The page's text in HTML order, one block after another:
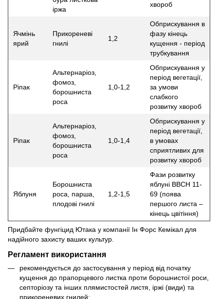
іржа
хвороб
Ячмінь
ярий
Прикореневі
гнилі
1,2
Обприскування в
фазу кінець
кущення - період
трубкування
Ріпак
Альтернаріоз,
фомоз,
борошниста
роса
1,0-1,2
Обприскування у
період вегетації,
за умови
слабкого
розвитку хвороб
Ріпак
Альтернаріоз,
фомоз,
борошниста
роса
1,0-1,4
Обприскування у
період вегетації,
в умовах
сприятливих для
розвитку хвороб
Яблуня
Борошниста
роса, парша,
плодові гнилі
1,2-1,5
Фази розвитку
яблуні ВВСН 11-
69 (поява
першого листа –
кінець цвітіння)
Придбайте фунгіцид Ютака у компанії Ін Форс Кемікал для
надійного захисту ваших культур.
Регламент використання
рекомендується до застосування у період від початку
кущення до прапорцевого листка проти борошнистої роси,
септоріозу та інших плямистостей листя, іржі (види) та
прикореневих гнилей;